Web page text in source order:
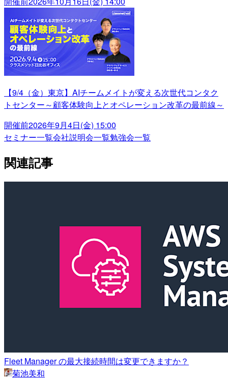
【9/4（金）東京】AIチームメイトが変える次世代コンタク
トセンター～顧客体験向上とオペレーション改革の最前線～
開催前2026年9月4日(金) 15:00
セミナー一覧会社説明会一覧勉強会一覧
関連記事
Fleet Manager の最大接続時間は変更できますか？
菊池美和